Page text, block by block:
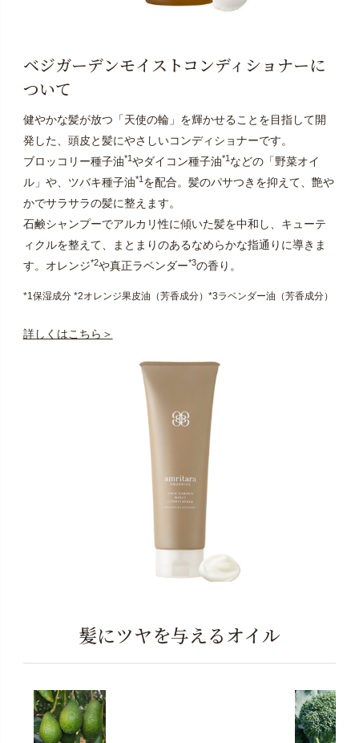
ベジガーデンモイストコンディショナーに
ついて
健やかな髪が放つ「天使の輪」を輝かせることを目指して開
発した、頭皮と髪にやさしいコンディショナーです。
ブロッコリー種子油*1やダイコン種子油*1などの「野菜オイ
ル」や、ツバキ種子油*1を配合。髪のパサつきを抑えて、艶や
かでサラサラの髪に整えます。
石鹸シャンプーでアルカリ性に傾いた髪を中和し、キューテ
ィクルを整えて、まとまりのあるなめらかな指通りに導きま
す。オレンジ*2や真正ラベンダー*3の香り。
*1保湿成分 *2オレンジ果皮油（芳香成分）*3ラベンダー油（芳香成分）
詳しくはこちら＞
髪にツヤを与えるオイル